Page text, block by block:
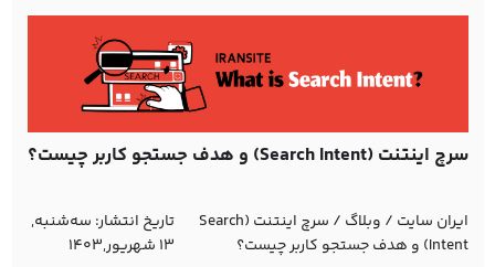
سرچ اینتنت (Search Intent) و هدف جستجو کاربر چیست؟
ایران سایت / وبلاگ /
سرچ اینتنت (Search
Intent) و هدف جستجو کاربر چیست؟
تاریخ انتشار: ﺳﻪشنبه,
13 شهریور,1403